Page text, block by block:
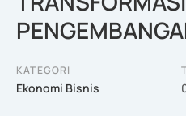
KATEGORI
Ekonomi Bisnis